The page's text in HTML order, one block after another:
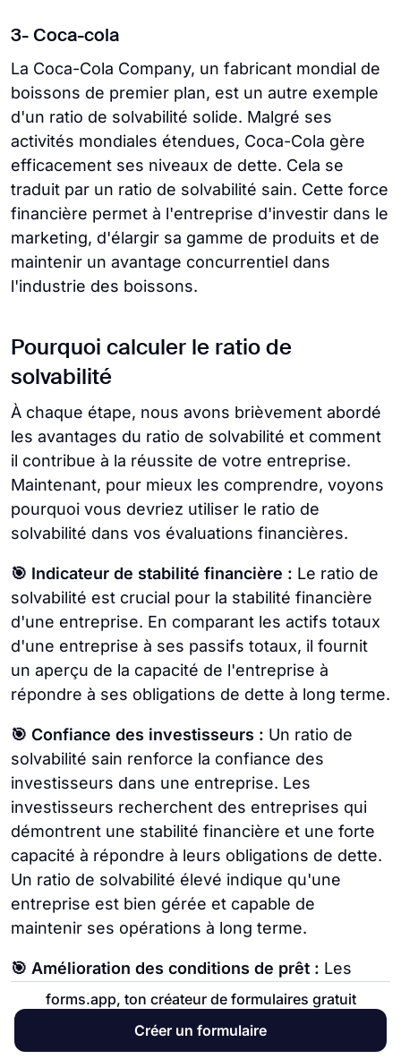
3- Coca-cola
La Coca-Cola Company, un fabricant mondial de
boissons de premier plan, est un autre exemple
d'un ratio de solvabilité solide. Malgré ses
activités mondiales étendues, Coca-Cola gère
efficacement ses niveaux de dette. Cela se
traduit par un ratio de solvabilité sain. Cette force
financière permet à l'entreprise d'investir dans le
marketing, d'élargir sa gamme de produits et de
maintenir un avantage concurrentiel dans
l'industrie des boissons.
Pourquoi calculer le ratio de
solvabilité
À chaque étape, nous avons brièvement abordé
les avantages du ratio de solvabilité et comment
il contribue à la réussite de votre entreprise.
Maintenant, pour mieux les comprendre, voyons
pourquoi vous devriez utiliser le ratio de
solvabilité dans vos évaluations financières.
🎯 Indicateur de stabilité financière : Le ratio de
solvabilité est crucial pour la stabilité financière
d'une entreprise. En comparant les actifs totaux
d'une entreprise à ses passifs totaux, il fournit
un aperçu de la capacité de l'entreprise à
répondre à ses obligations de dette à long terme.
🎯 Confiance des investisseurs : Un ratio de
solvabilité sain renforce la confiance des
investisseurs dans une entreprise. Les
investisseurs recherchent des entreprises qui
démontrent une stabilité financière et une forte
capacité à répondre à leurs obligations de dette.
Un ratio de solvabilité élevé indique qu'une
entreprise est bien gérée et capable de
maintenir ses opérations à long terme.
🎯 Amélioration des conditions de prêt : Les
entreprises avec un ratio de solvabilité solide
sont plus susceptibles d'obtenir des conditions
de prêt favorables. Les prêteurs évaluent le ratio
forms.app, ton créateur de formulaires gratuit
Créer un formulaire